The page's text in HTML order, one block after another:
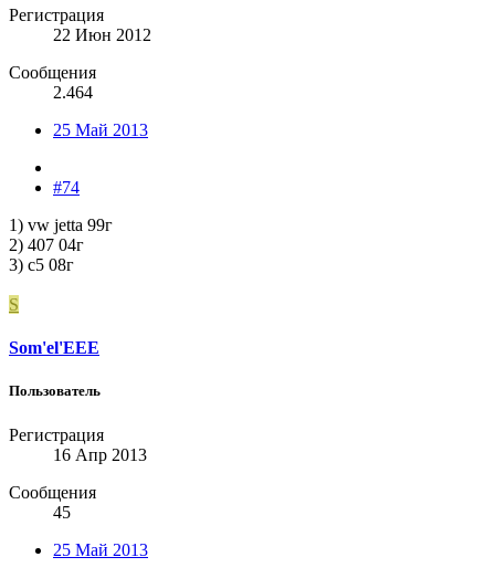
Регистрация
22 Июн 2012
Сообщения
2.464
25 Май 2013
#74
1) vw jetta 99г
2) 407 04г
3) с5 08г
S
Som'el'EEE
Пользователь
Регистрация
16 Апр 2013
Сообщения
45
25 Май 2013